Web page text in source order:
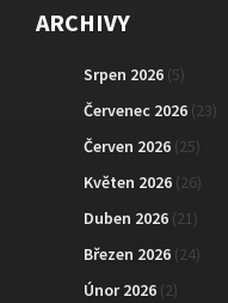
ARCHIVY
Srpen 2026 (5)
Červenec 2026 (23)
Červen 2026 (25)
Květen 2026 (26)
Duben 2026 (21)
Březen 2026 (24)
Únor 2026 (2)